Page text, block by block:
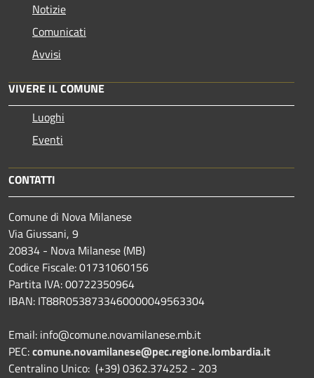
Notizie
Comunicati
Avvisi
VIVERE IL COMUNE
Luoghi
Eventi
CONTATTI
Comune di Nova Milanese
Via Giussani, 9
20834 - Nova Milanese (MB)
Codice Fiscale: 01731060156
Partita IVA: 00722350964
IBAN: IT88R0538733460000049563304
Email: info@comune.novamilanese.mb.it
PEC:comune.novamilanese@pec.regione.lombardia.it
Centralino Unico: (+39) 0362.374252 - 203